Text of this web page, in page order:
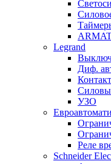
Legrand
Диф.
УЗО
Реле
Schneider